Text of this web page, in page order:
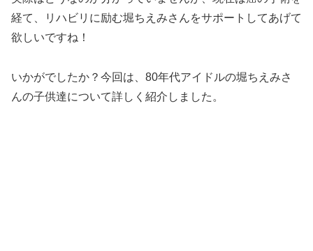
経て、リハビリに励む堀ちえみさんをサポートしてあげて
欲しいですね！
いかがでしたか？今回は、80年代アイドルの堀ちえみさ
んの子供達について詳しく紹介しました。